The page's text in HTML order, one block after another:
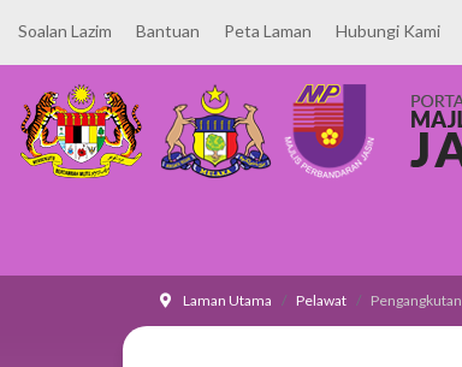
Soalan Lazim Bantuan Peta Laman Hubungi Kami
Laman Utama Pelawat Pengangkutan